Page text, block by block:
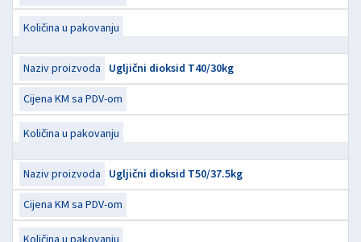
Ugljični dioksid T40/30kg
Ugljični dioksid T50/37.5kg